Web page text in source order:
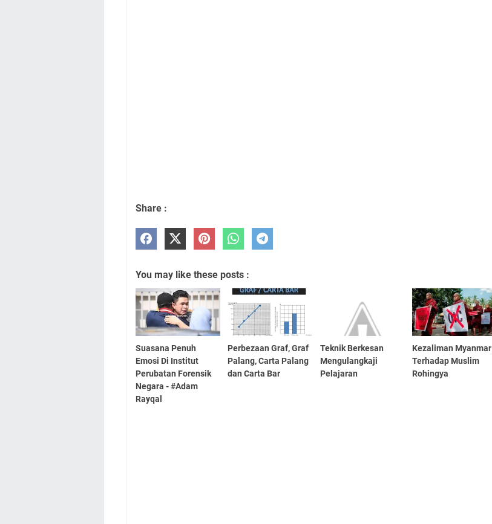
Share :
You may like these posts :
Suasana Penuh
Emosi Di Institut
Perubatan Forensik
Negara - #Adam
Rayqal
Perbezaan Graf, Graf
Palang, Carta Palang
dan Carta Bar
Teknik Berkesan
Mengulangkaji
Pelajaran
Kezaliman Myanmar
Terhadap Muslim
Rohingya